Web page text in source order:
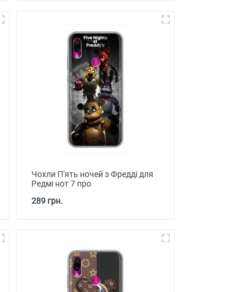
Чохли П'ять ночей з Фредді для
Редмі нот 7 про
289 грн.